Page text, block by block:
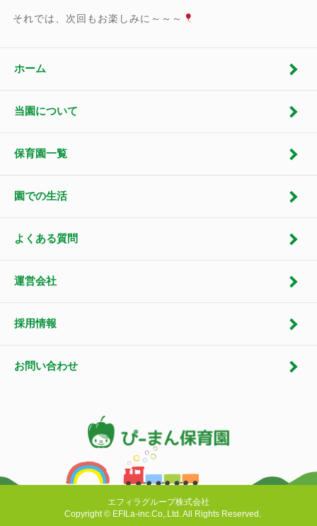
それでは、次回もお楽しみに～～～
ホーム
当園について
保育園一覧
園での生活
よくある質問
運営会社
採用情報
お問い合わせ
エフィラグループ株式会社
Copyright © EFILa-inc.Co,.Ltd. All Rights Reserved.